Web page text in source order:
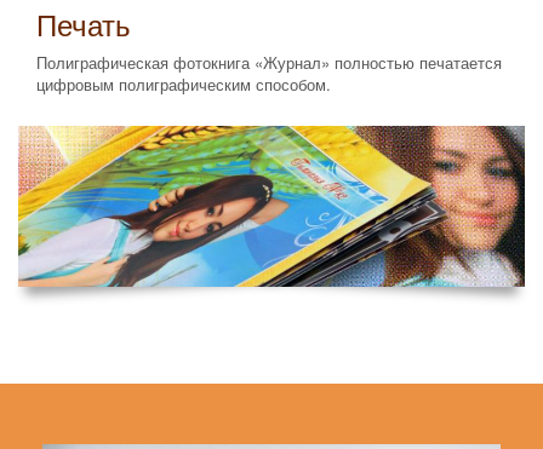
Печать
Полиграфическая фотокнига «Журнал» полностью печатается
цифровым полиграфическим способом.